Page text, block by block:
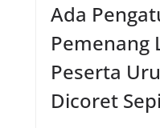
Ada
Pemenang
Peserta
Dicoret